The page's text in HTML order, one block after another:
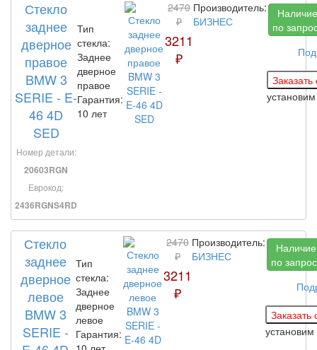
Стекло
заднее
дверное
правое
BMW 3
SERIE - E-
46 4D
SED
Номер детали:
20603RGN
Еврокод:
2436RGNS4RD
Тип
стекла:
Заднее
дверное
правое
Гарантия:
10 лет
2470
₽
3211
₽
Производитель:
БИЗНЕС
Наличие
по
Стекло
заднее
дверное
левое
BMW 3
SERIE -
Тип
стекла:
Заднее
дверное
левое
Гарантия:
2470
₽
3211
₽
Производитель:
БИЗНЕС
Наличие
по
установим